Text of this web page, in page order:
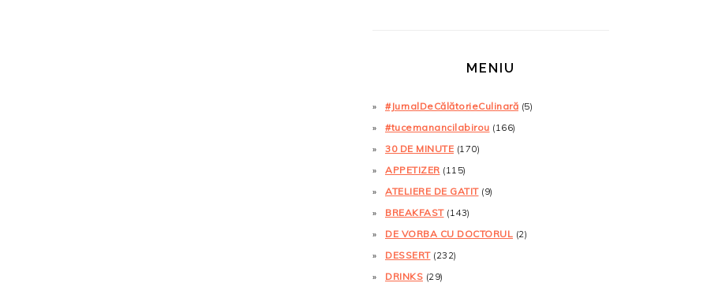
MENIU
#JurnalDeCălătorieCulinară (5)
#tucemanancilabirou (166)
30 DE MINUTE (170)
APPETIZER (115)
ATELIERE DE GATIT(9)
BREAKFAST(143)
DE VORBA CU DOCTORUL (2)
DESSERT(232)
DRINKS (29)